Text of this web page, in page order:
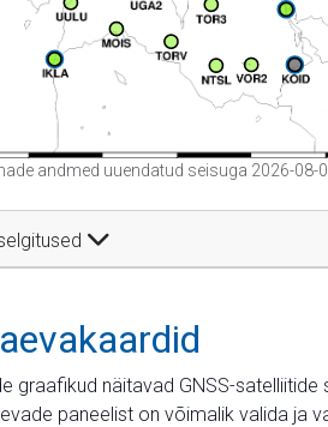
andmed uuendatud seisuga 2026-08-
graafikud näitavad GNSS-
paneelist on võimalik valida ja